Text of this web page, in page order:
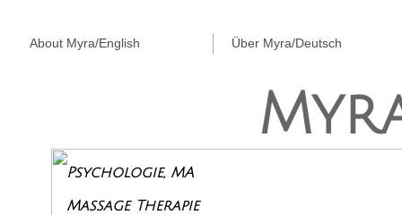
Psychologie, MA
Massage Therapie
About Myra/English Über Myra/Deutsch